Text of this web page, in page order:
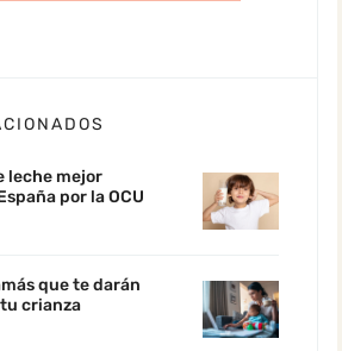
leche mejor
por la OCU
que te darán
crianza